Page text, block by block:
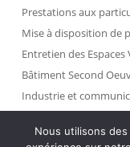
Prestations aux
Mise à disposition de
Entretien des Espaces
Bâtiment Second
Industrie et
Nous utilisons